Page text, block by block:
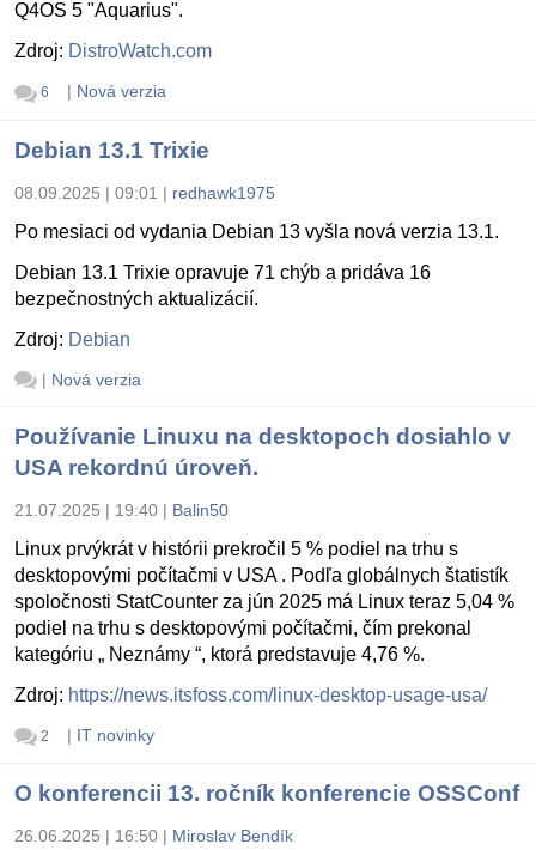
Q4OS 5 "Aquarius".
Zdroj: DistroWatch.com
6 | Nová verzia
Debian 13.1 Trixie
08.09.2025 | 09:01 | redhawk1975
Po mesiaci od vydania Debian 13 vyšla nová verzia 13.1.
Debian 13.1 Trixie opravuje 71 chýb a pridáva 16
bezpečnostných aktualizácií.
Zdroj: Debian
| Nová verzia
Používanie Linuxu na desktopoch dosiahlo v
USA rekordnú úroveň.
21.07.2025 | 19:40 | Balin50
Linux prvýkrát v histórii prekročil 5 % podiel na trhu s
desktopovými počítačmi v USA . Podľa globálnych štatistík
spoločnosti StatCounter za jún 2025 má Linux teraz 5,04 %
podiel na trhu s desktopovými počítačmi, čím prekonal
kategóriu „ Neznámy “, ktorá predstavuje 4,76 %.
Zdroj: https://news.itsfoss.com/linux-desktop-usage-usa/
2 | IT novinky
O konferencii 13. ročník konferencie OSSConf
26.06.2025 | 16:50 | Miroslav Bendík